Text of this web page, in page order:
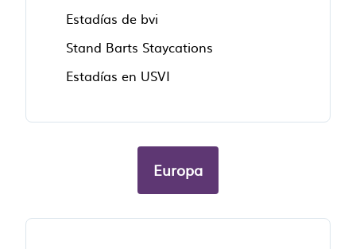
Estadías de bvi
Stand Barts Staycations
Estadías en USVI
Europa